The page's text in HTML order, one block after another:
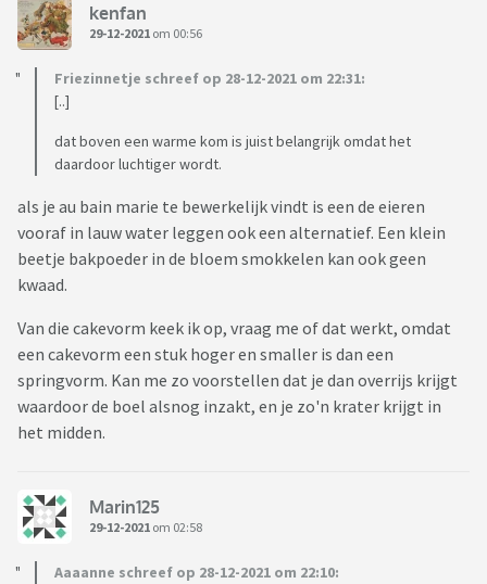
kenfan
29-12-2021 om 00:56
Friezinnetje schreef op 28-12-2021 om 22:31:
[..]
dat boven een warme kom is juist belangrijk omdat het
daardoor luchtiger wordt.
als je au bain marie te bewerkelijk vindt is een de eieren
vooraf in lauw water leggen ook een alternatief. Een klein
beetje bakpoeder in de bloem smokkelen kan ook geen
kwaad.
Van die cakevorm keek ik op, vraag me of dat werkt, omdat
een cakevorm een stuk hoger en smaller is dan een
springvorm. Kan me zo voorstellen dat je dan overrijs krijgt
waardoor de boel alsnog inzakt, en je zo'n krater krijgt in
het midden.
Marin125
29-12-2021 om 02:58
Aaaanne schreef op 28-12-2021 om 22:10: